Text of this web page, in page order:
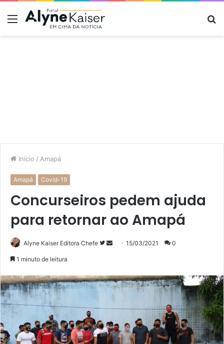
Menu
Início / Amapá
Amapá Covid-19
Concurseiros pedem ajuda
para retornar ao Amapá
Alyne Kaiser Editora Chefe
SigaMande
mail
15/03/2021 0
1 minuto de leitura